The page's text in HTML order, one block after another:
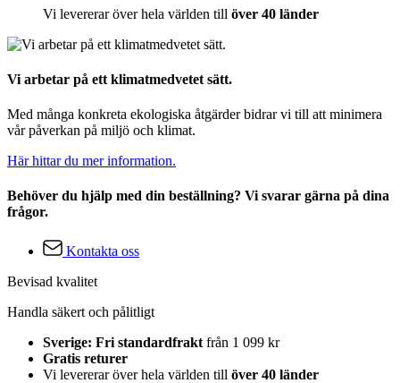
Vi levererar över hela världen till över 40 länder
Vi arbetar på ett klimatmedvetet sätt.
Med många konkreta ekologiska åtgärder bidrar vi till att minimera
vår påverkan på miljö och klimat.
Här hittar du mer information.
Behöver du hjälp med din beställning? Vi svarar gärna på dina
frågor.
Kontakta oss
Bevisad kvalitet
Handla säkert och pålitligt
Sverige: Fri standardfrakt från 1 099 kr
Gratis returer
Vi levererar över hela världen till över 40 länder